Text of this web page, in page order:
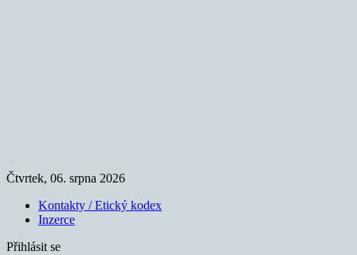
Čtvrtek, 06. srpna 2026
Kontakty / Etický kodex
Inzerce
Přihlásit se